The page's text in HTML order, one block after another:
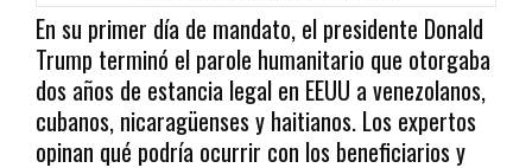
En su primer día de mandato, el presidente Donald
Trump terminó el parole humanitario que otorgaba
dos años de estancia legal en EEUU a venezolanos,
cubanos, nicaragüenses y haitianos. Los expertos
opinan qué podría ocurrir con los beneficiarios y